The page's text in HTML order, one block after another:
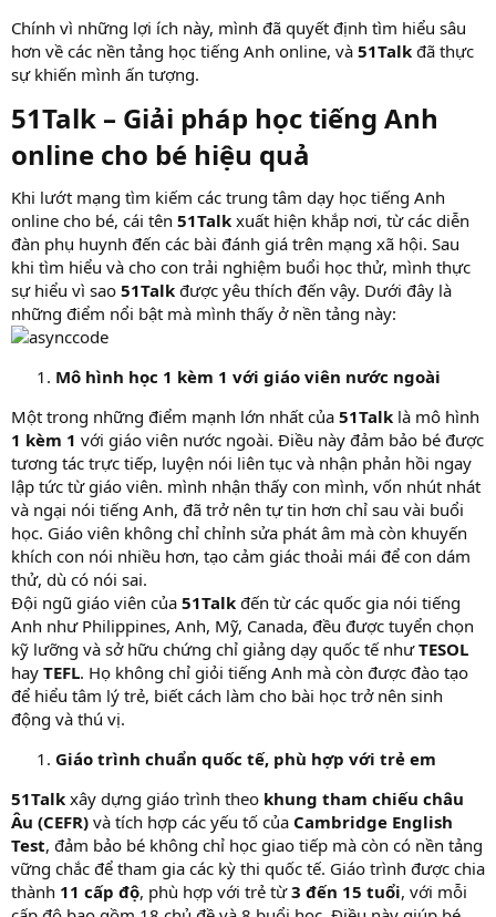
Chính vì những lợi ích này, mình đã quyết định tìm hiểu sâu
hơn về các nền tảng học tiếng Anh online, và 51Talk đã thực
sự khiến mình ấn tượng.
51Talk – Giải pháp học tiếng Anh
online cho bé hiệu quả​
Khi lướt mạng tìm kiếm các trung tâm dạy học tiếng Anh
online cho bé, cái tên 51Talk xuất hiện khắp nơi, từ các diễn
đàn phụ huynh đến các bài đánh giá trên mạng xã hội. Sau
khi tìm hiểu và cho con trải nghiệm buổi học thử, mình thực
sự hiểu vì sao 51Talk được yêu thích đến vậy. Dưới đây là
những điểm nổi bật mà mình thấy ở nền tảng này:
Mô hình học 1 kèm 1 với giáo viên nước ngoài
Một trong những điểm mạnh lớn nhất của 51Talk là mô hình
1 kèm 1 với giáo viên nước ngoài. Điều này đảm bảo bé được
tương tác trực tiếp, luyện nói liên tục và nhận phản hồi ngay
lập tức từ giáo viên. mình nhận thấy con mình, vốn nhút nhát
và ngại nói tiếng Anh, đã trở nên tự tin hơn chỉ sau vài buổi
học. Giáo viên không chỉ chỉnh sửa phát âm mà còn khuyến
khích con nói nhiều hơn, tạo cảm giác thoải mái để con dám
thử, dù có nói sai.
Đội ngũ giáo viên của 51Talk đến từ các quốc gia nói tiếng
Anh như Philippines, Anh, Mỹ, Canada, đều được tuyển chọn
kỹ lưỡng và sở hữu chứng chỉ giảng dạy quốc tế nhưTESOL
hay TEFL. Họ không chỉ giỏi tiếng Anh mà còn được đào tạo
để hiểu tâm lý trẻ, biết cách làm cho bài học trở nên sinh
động và thú vị.
Giáo trình chuẩn quốc tế, phù hợp với trẻ em
51Talk xây dựng giáo trình theo khung tham chiếu châu
Âu (CEFR) và tích hợp các yếu tố của Cambridge English
Test, đảm bảo bé không chỉ học giao tiếp mà còn có nền tảng
vững chắc để tham gia các kỳ thi quốc tế. Giáo trình được chia
thành 11 cấp độ, phù hợp với trẻ từ3 đến 15 tuổi, với mỗi